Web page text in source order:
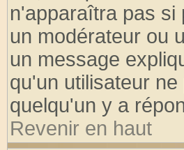
n'apparaîtra pas si
un modérateur ou
un message
qu'un utilisateur
quelqu'un y a
Revenir en haut